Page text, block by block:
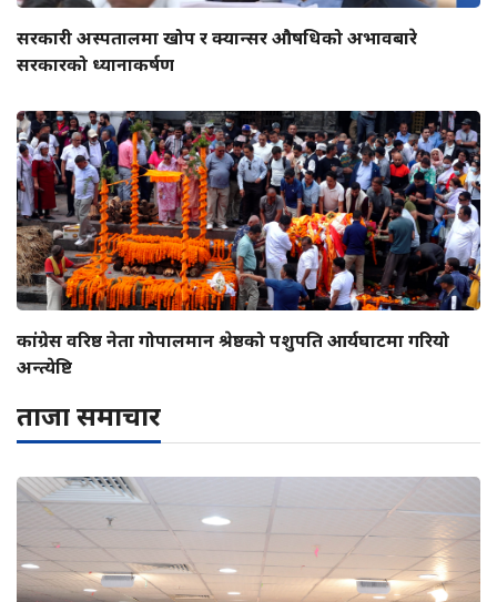
सरकारी अस्पतालमा खोप र क्यान्सर औषधिको अभावबारे
सरकारको ध्यानाकर्षण
कांग्रेस वरिष्ठ नेता गोपालमान श्रेष्ठको पशुपति आर्यघाटमा गरियो
अन्त्येष्टि
ताजा समाचार